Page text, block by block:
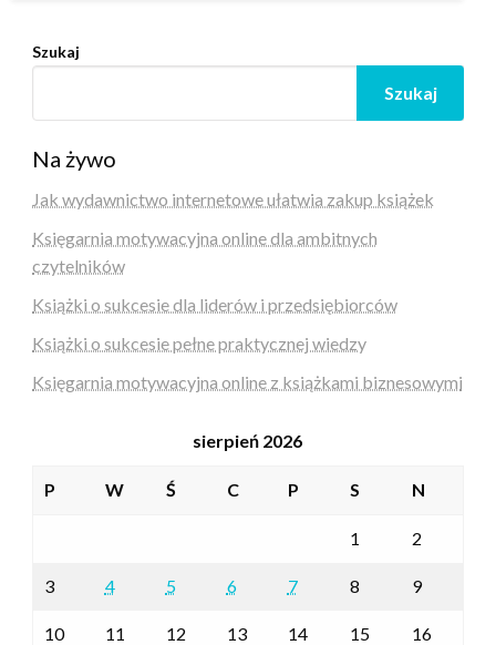
Szukaj
Szukaj
Na żywo
Jak wydawnictwo internetowe ułatwia zakup książek
Księgarnia motywacyjna online dla ambitnych
czytelników
Książki o sukcesie dla liderów i przedsiębiorców
Książki o sukcesie pełne praktycznej wiedzy
Księgarnia motywacyjna online z książkami biznesowymi
sierpień 2026
P W Ś C P S N
1 2
3 4 5 6 7 8 9
10 11 12 13 14 15 16